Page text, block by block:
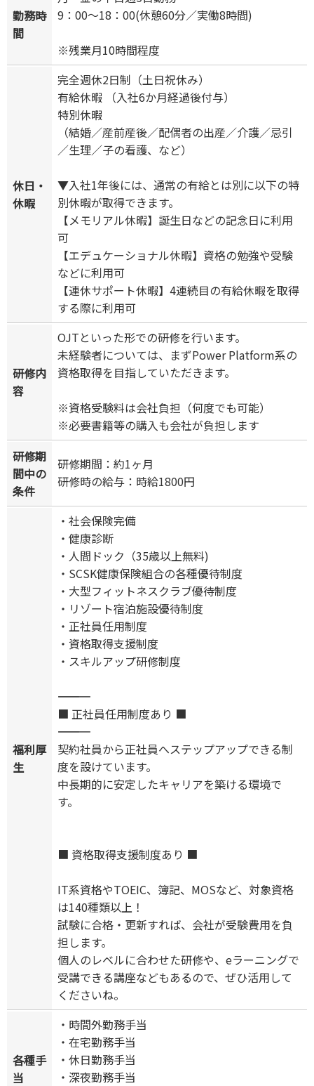
勤務時
間
9：00～18：00(休憩60分／実働8時間)
※残業月10時間程度
休日・
休暇
完全週休2日制（土日祝休み）
有給休暇 （入社6か月経過後付与）
特別休暇
（結婚／産前産後／配偶者の出産／介護／忌引
／生理／子の看護、など）
▼入社1年後には、通常の有給とは別に以下の特
別休暇が取得できます。
【メモリアル休暇】誕生日などの記念日に利用
可
【エデュケーショナル休暇】資格の勉強や受験
などに利用可
【連休サポート休暇】4連続目の有給休暇を取得
する際に利用可
研修内
容
OJTといった形での研修を行います。
未経験者については、まずPower Platform系の
資格取得を目指していただきます。
※資格受験料は会社負担（何度でも可能）
※必要書籍等の購入も会社が負担します
研修期
間中の
条件
研修期間：約1ヶ月
研修時の給与：時給1800円
福利厚
生
・社会保険完備
・健康診断
・人間ドック（35歳以上無料)
・SCSK健康保険組合の各種優待制度
・大型フィットネスクラブ優待制度
・リゾート宿泊施設優待制度
・正社員任用制度
・資格取得支援制度
・スキルアップ研修制度
―――――――――――
■ 正社員任用制度あり ■
―――――――――――
契約社員から正社員へステップアップできる制
度を設けています。
中長期的に安定したキャリアを築ける環境で
す。
■ 資格取得支援制度あり ■
IT系資格やTOEIC、簿記、MOSなど、対象資格
は140種類以上！
試験に合格・更新すれば、会社が受験費用を負
担します。
個人のレベルに合わせた研修や、eラーニングで
受講できる講座などもあるので、ぜひ活用して
くださいね。
各種手
当
・時間外勤務手当
・在宅勤務手当
・休日勤務手当
・深夜勤務手当